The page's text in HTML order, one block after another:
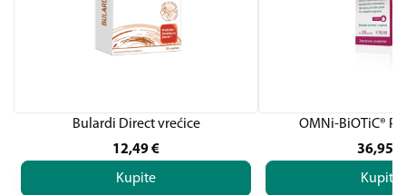
Bulardi Direct vrećice
12,49€
Kupite
OMNi-BiOTiC®
36,95
Kupite